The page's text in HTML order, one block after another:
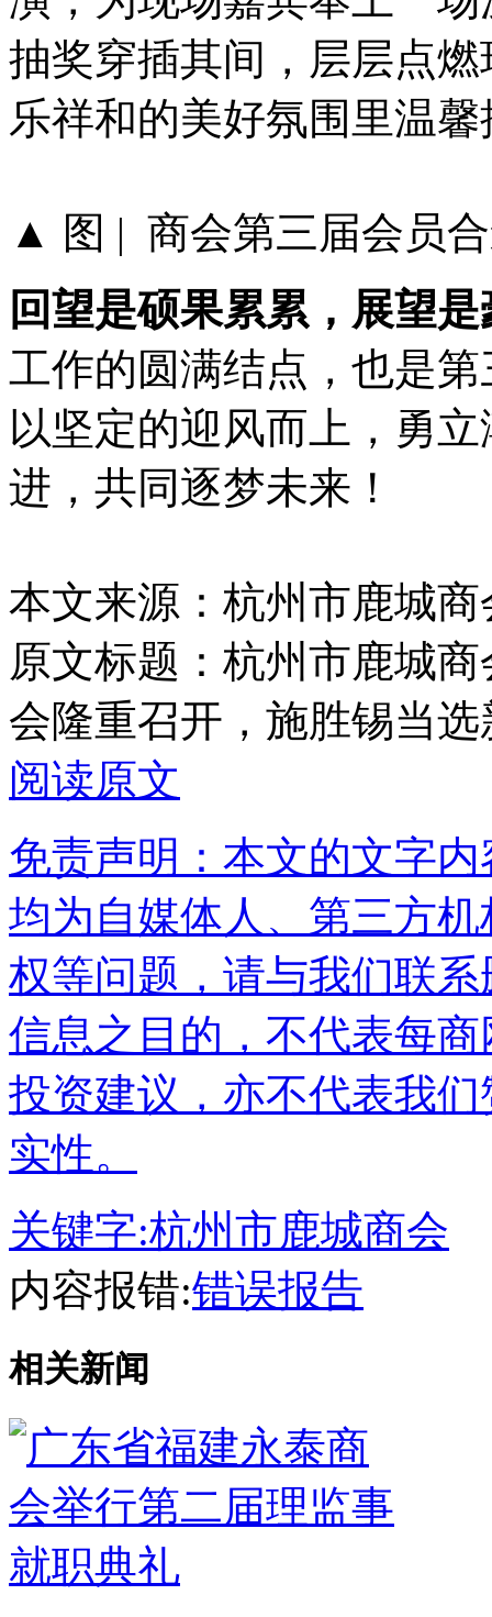
抽奖穿插其间，层层点
乐祥和的美好氛围里温
▲ 图 | 商会第三届会员
回望是硕果累累，展望
工作的圆满结点，也是
以坚定的迎风而上，勇
进，共同逐梦未来！
本文来源：杭州市鹿城商
原文标题： 杭州市鹿城
会隆重召开，施胜锡当
阅读原文
免责声明：本文的文字
均为自媒体人、第三方
权等问题，请与我们联
信息之目的，不代表每
投资建议，亦不代表我
实性。
关键字:杭州市鹿城商会
内容报错:错误报告
相关新闻